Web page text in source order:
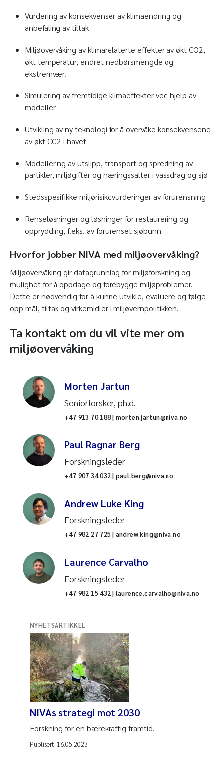
Vurdering av konsekvenser av klimaendring og
anbefaling av tiltak
Miljøovervåking av klimarelaterte effekter av økt CO2,
økt temperatur, endret nedbørsmengde og
ekstremvær.
Simulering av fremtidige klimaeffekter ved hjelp av
modeller
Utvikling av ny teknologi for å overvåke konsekvensene
av økt CO2 i havet
Modellering av utslipp, transport og spredning av
partikler, miljøgifter og næringssalter i vassdrag og sjø
Stedsspesifikke miljørisikovurderinger av forurensning
Renseløsninger og løsninger for restaurering og
opprydding, f.eks. av forurenset sjøbunn
Hvorfor jobber NIVA med miljøovervåking?
Miljøovervåking gir datagrunnlag for miljøforskning og
mulighet for å oppdage og forebygge miljøproblemer.
Dette er nødvendig for å kunne utvikle, evaluere og følge
opp mål, tiltak og virkemidler i miljøvernpolitikken.
Ta kontakt om du vil vite mer om
miljøovervåking
Morten Jartun
Seniorforsker, ph.d.
+47 913 70 188 | morten.jartun@niva.no
Paul Ragnar Berg
Forskningsleder
+47 907 34 032 | paul.berg@niva.no
Andrew Luke King
Forskningsleder
+47 982 27 725 | andrew.king@niva.no
Laurence Carvalho
Forskningsleder
+47 982 15 432 | laurence.carvalho@niva.no
NYHETSARTIKKEL
NIVAs strategi mot 2030
Forskning for en bærekraftig framtid.
Publisert: 16.05.2023